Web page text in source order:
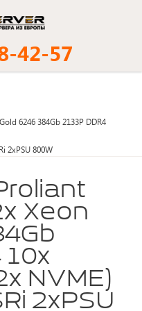
42-57
6246 384Gb 2133P DDR4
2xPSU 800W
Xeon
10x
NVME)
2xPSU